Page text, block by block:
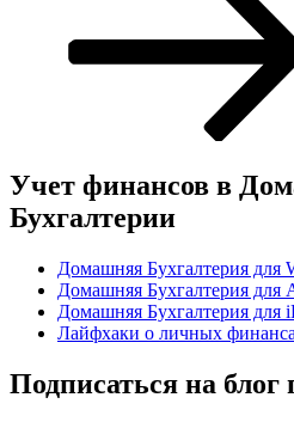
Учет финансов в
Бухгалтерии
Домашняя Бухгалтерия для
Домашняя Бухгалтерия для
Домашняя Бухгалтерия для
Лайфхаки о личных
Подписаться на блог